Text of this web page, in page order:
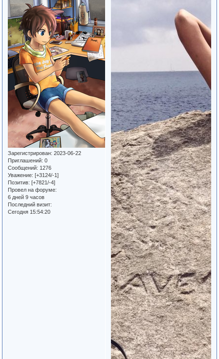
Зарегистрирован: 2023-06-22
Приглашений: 0
Сообщений: 1276
Уважение: [+3124/-1]
Позитив: [+7821/-4]
Провел на форуме:
6 дней 9 часов
Последний визит:
Сегодня 15:54:20